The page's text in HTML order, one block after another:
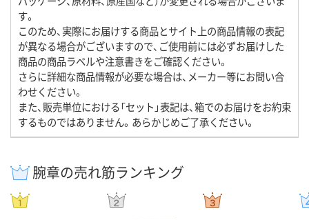
す。
このため、実際にお届けする商品とサイト上の商品情報の表記
が異なる場合がございますので、ご使用前には必ずお届けした
商品の商品ラベルや注意書きをご確認ください。
さらに詳細な商品情報が必要な場合は、メーカー等にお問い合
わせください。
また、販売単位における「セット」表記は、箱でのお届けをお約束
するものではありません。あらかじめご了承ください。
腕章の売れ筋ランキング